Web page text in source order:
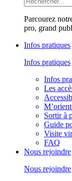
Parcourez
pro, grand
Infos pratiques
Infos pratiques
Infos
Les
Sortir à
Guide
Visite
FAQ
Nous rejoindre
Nous rejoindre